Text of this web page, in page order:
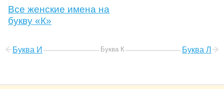
Все женские имена на
букву «К»
Буква И Буква К Буква Л